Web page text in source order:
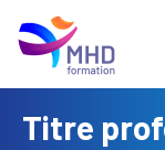
Titre